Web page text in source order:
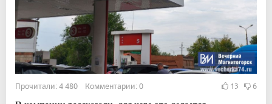
Прочитали: 4 480 Комментарии: 0 13 6